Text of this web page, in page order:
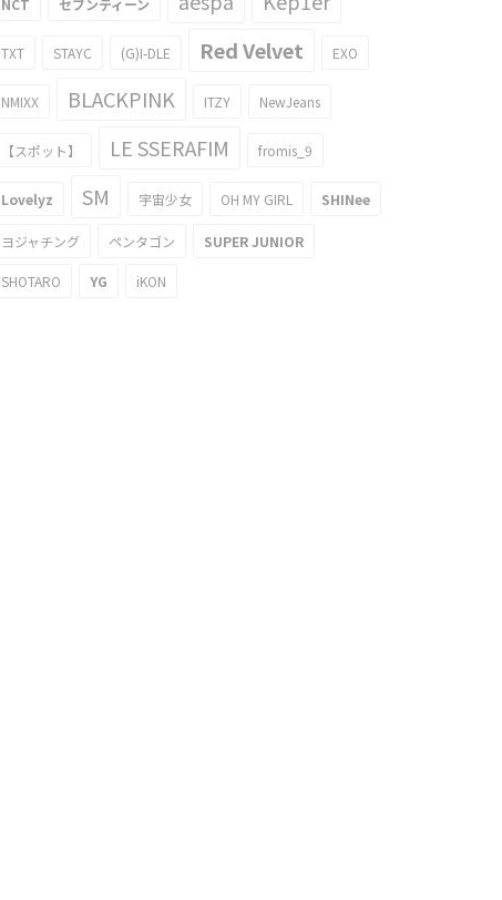
NCT セブンティーン
TXT STAYC (G)I-DLE Red Velvet EXO
NMIXX BLACKPINK ITZY NewJeans
【スポット】 LE SSERAFIM fromis_9
Lovelyz SM 宇宙少女 OH MY GIRL SHINee
ヨジャチング ペンタゴン SUPER JUNIOR
SHOTARO YG iKON